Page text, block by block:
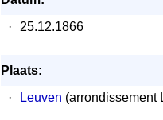
·
25.12.1866
Plaats:
·
Leuven (arrondissement